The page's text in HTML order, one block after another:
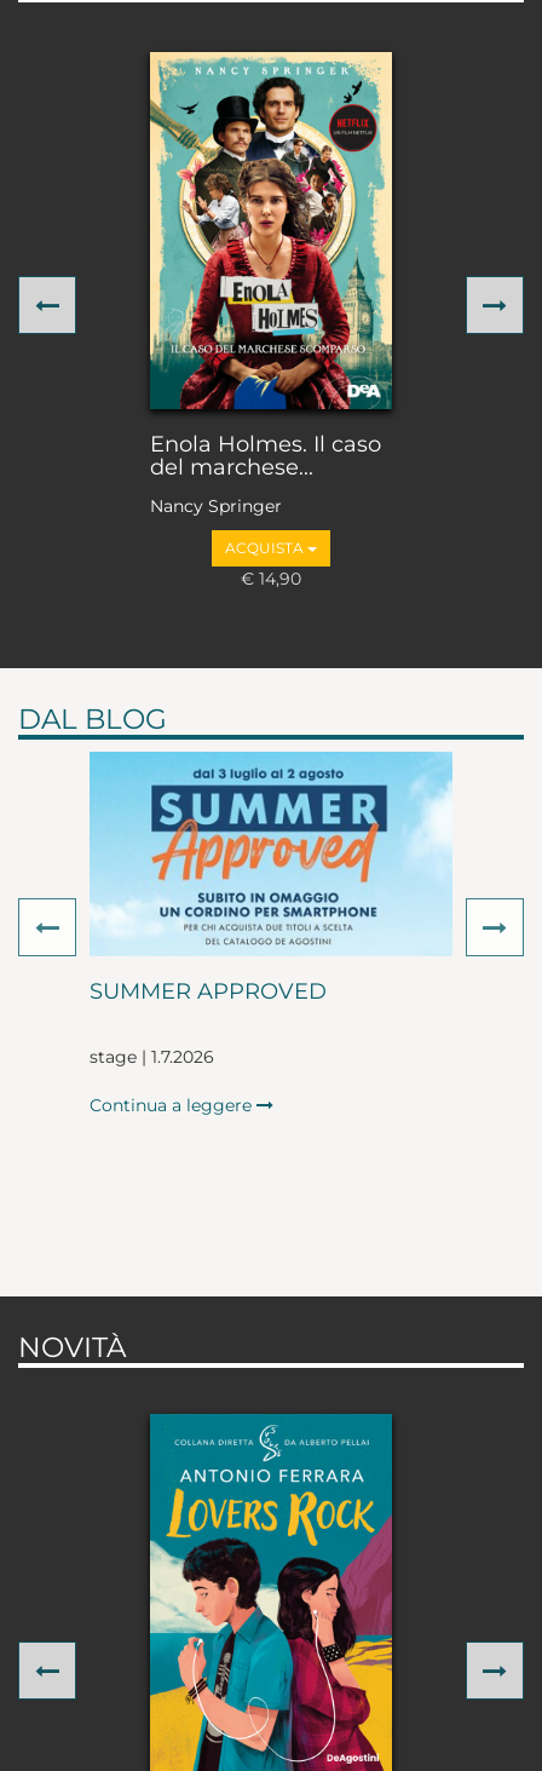
Enola Holmes. Il caso
del marchese...
Nancy Springer
ACQUISTA
€ 14,90
Previous
DAL BLOG
SUMMER APPROVED
stage | 1.7.2026
Continua a leggere
Previous
NOVITÀ
Previous